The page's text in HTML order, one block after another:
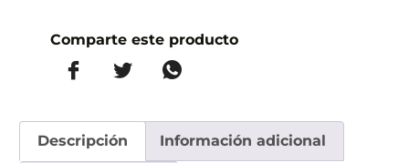
Comparte este producto
Descripción Información adicional